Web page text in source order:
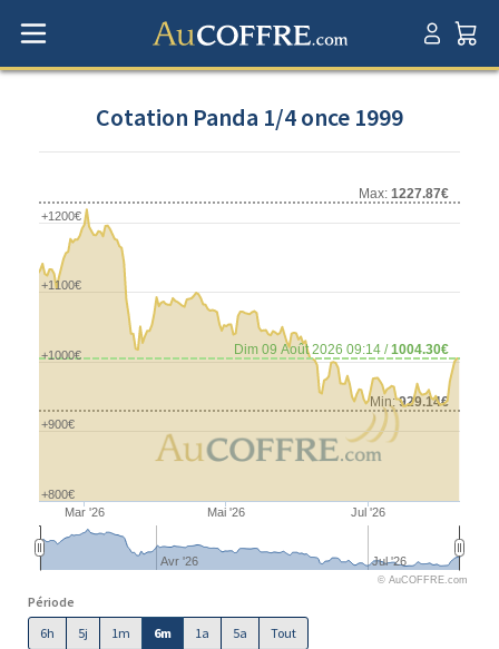
Cotation Panda 1/4 once 1999
Min:929.14€
Max: 1227.87€
Dim 09 Août 2026 09:14 /1004.30€
Mar '26 Mai '26 Jul '26
Avr '26 Jul '26
+900€
+1000€
+1100€
+1200€
+800€
© AuCOFFRE.com
Période
6h
5j 1m 6m 1a 5a
Tout